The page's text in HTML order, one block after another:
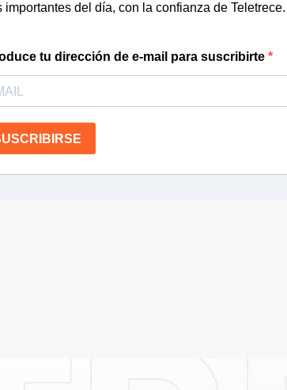
importantes del día, con la confianza de Teletrece.
tu dirección de e-mail para suscribirte